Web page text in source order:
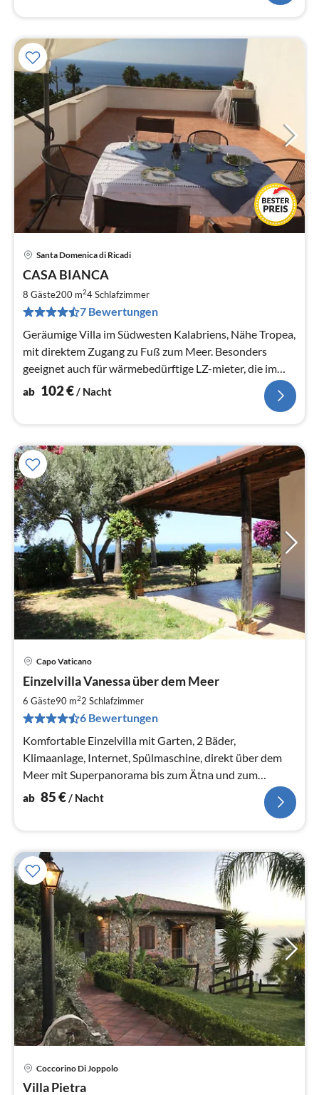
Santa Domenica di Ricadi
CASA BIANCA
8 Gäste200 m24Schlafzimmer
7 Bewertungen
Geräumige Villa im Südwesten Kalabriens, Nähe Tropea,
mit direktem Zugang zu Fuß zum Meer. Besonders
geeignet auch für wärmebedürftige LZ-mieter, die im
Süden überwintern wollen.
ab 102€/ Nacht
Capo Vaticano
Einzelvilla Vanessa über dem Meer
6 Gäste90 m22 Schlafzimmer
6 Bewertungen
Komfortable Einzelvilla mit Garten, 2 Bäder,
Klimaanlage, Internet, Spülmaschine, direkt über dem
Meer mit Superpanorama bis zum Ätna und zum
Stromboli
ab 85€/ Nacht
Coccorino Di Joppolo
Villa Pietra